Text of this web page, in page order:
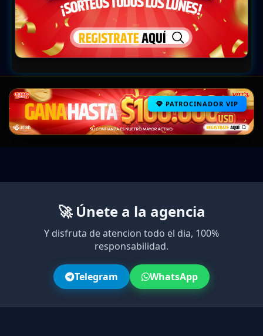
PATROCINADOR VIP
🚀 Únete a la agencia
Y disfruta de atencion todo el dia, 100%
responsabilidad.
Telegram WhatsApp